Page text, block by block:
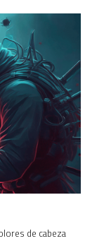
de cabeza